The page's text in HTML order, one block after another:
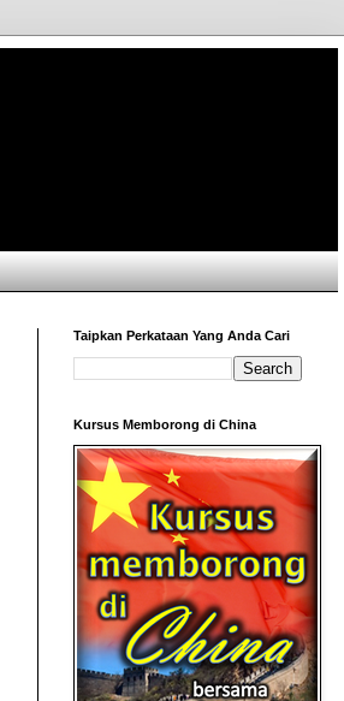
Taipkan Perkataan Yang Anda Cari
Kursus Memborong di China